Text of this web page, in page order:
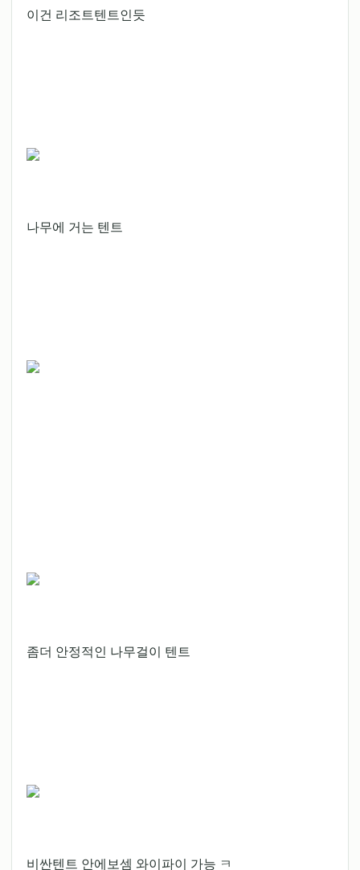
이건 리조트텐트인듯
나무에 거는 텐트
좀더 안정적인 나무걸이 텐트
비싼텐트 안에보셈 와이파이 가능 ㅋ